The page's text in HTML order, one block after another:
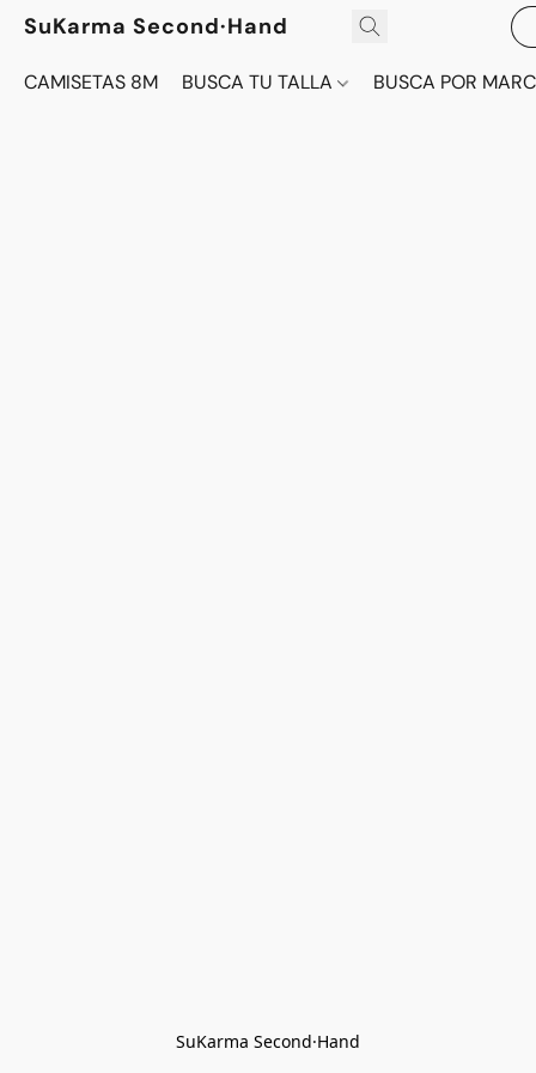
SuKarma Second·Hand
CAMISETAS 8M BUSCA TU TALLA BUSCA POR
SuKarma Second·Hand